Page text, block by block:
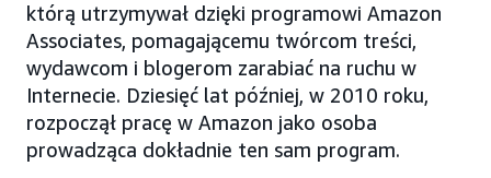
którą utrzymywał dzięki programowi Amazon
Associates, pomagającemu twórcom treści,
wydawcom i blogerom zarabiać na ruchu w
Internecie. Dziesięć lat później, w 2010 roku,
rozpoczął pracę w Amazon jako osoba
prowadząca dokładnie ten sam program.